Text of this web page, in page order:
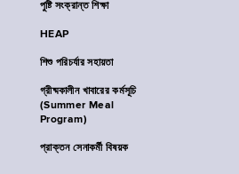
পুষ্টি সংক্রান্ত শিক্ষা
HEAP
শিশু পরিচর্যার সহায়তা
গ্রীষ্মকালীন খাবারের কর্মসূচি
(Summer Meal
Program)
প্রাক্তন সেনাকর্মী বিষয়ক